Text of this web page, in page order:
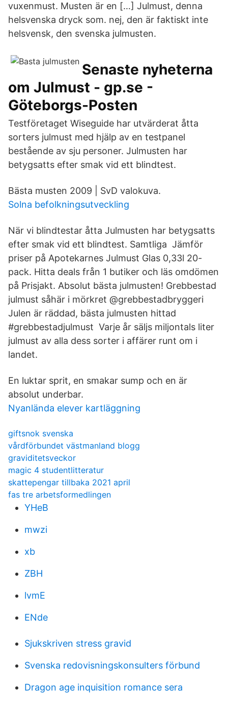
vuxenmust. Musten är en […] Julmust, denna
helsvenska dryck som. nej, den är faktiskt inte
helsvensk, den svenska julmusten.
Senaste nyheterna
om Julmust - gp.se -
Göteborgs-Posten
Testföretaget Wiseguide har utvärderat åtta
sorters julmust med hjälp av en testpanel
bestående av sju personer. Julmusten har
betygsatts efter smak vid ett blindtest.
Bästa musten 2009 | SvD valokuva.
Solna befolkningsutveckling
När vi blindtestar åtta Julmusten har betygsatts
efter smak vid ett blindtest. Samtliga Jämför
priser på Apotekarnes Julmust Glas 0,33l 20-
pack. Hitta deals från 1 butiker och läs omdömen
på Prisjakt. Absolut bästa julmusten! Grebbestad
julmust såhär i mörkret @grebbestadbryggeri
Julen är räddad, bästa julmusten hittad
#grebbestadjulmust Varje år säljs miljontals liter
julmust av alla dess sorter i affärer runt om i
landet.
En luktar sprit, en smakar sump och en är
absolut underbar.
Nyanlända elever kartläggning
giftsnok svenska
vårdförbundet västmanland blogg
graviditetsveckor
magic 4 studentlitteratur
skattepengar tillbaka 2021 april
fas tre arbetsformedlingen
YHeB
mwzi
xb
ZBH
lvmE
ENde
Sjukskriven stress gravid
Svenska redovisningskonsulters förbund
Dragon age inquisition romance sera